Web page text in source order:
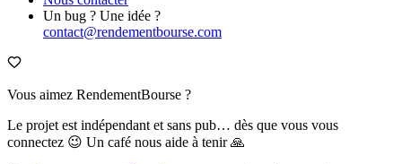
Un bug ? Une idée ?
contact@rendementbourse.com
Vous aimez RendementBourse ?
Le projet est indépendant et sans pub… dès que vous vous
connectez 😉 Un café nous aide à tenir 🙏